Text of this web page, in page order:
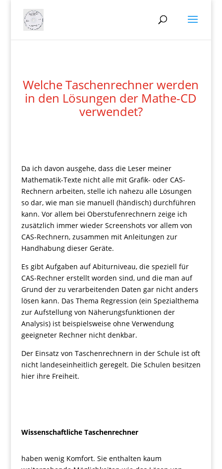
Welche Taschenrechner werden
in den Lösungen der Mathe-CD
verwendet?
Da ich davon ausgehe, dass die Leser meiner
Mathematik-Texte nicht alle mit Grafik- oder CAS-
Rechnern arbeiten, stelle ich nahezu alle Lösungen
so dar, wie man sie manuell (händisch) durchführen
kann. Vor allem bei Oberstufenrechnern zeige ich
zusätzlich immer wieder Screenshots vor allem von
CAS-Rechnern, zusammen mit Anleitungen zur
Handhabung dieser Geräte.
Es gibt Aufgaben auf Abiturniveau, die speziell für
CAS-Rechner erstellt worden sind, und die man auf
Grund der zu verarbeitenden Daten gar nicht anders
lösen kann. Das Thema Regression (ein Spezialthema
zur Aufstellung von Näherungsfunktionen der
Analysis) ist beispielsweise ohne Verwendung
geeigneter Rechner nicht denkbar.
Der Einsatz von Taschenrechnern in der Schule ist oft
nicht landeseinheitlich geregelt. Die Schulen besitzen
hier ihre Freiheit.
Wissenschaftliche Taschenrechner
haben wenig Komfort. Sie enthalten kaum